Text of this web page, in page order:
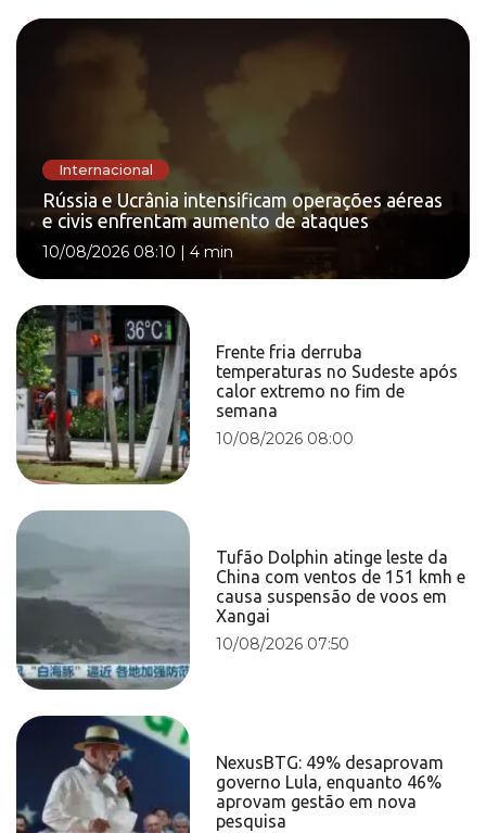
Internacional
Rússia e Ucrânia intensificam operações aéreas
e civis enfrentam aumento de ataques
10/08/2026 08:10 | 4 min
Frente fria derruba
temperaturas no Sudeste após
calor extremo no fim de
semana
10/08/2026 08:00
Tufão Dolphin atinge leste da
China com ventos de 151 kmh e
causa suspensão de voos em
Xangai
10/08/2026 07:50
NexusBTG: 49% desaprovam
governo Lula, enquanto 46%
aprovam gestão em nova
pesquisa